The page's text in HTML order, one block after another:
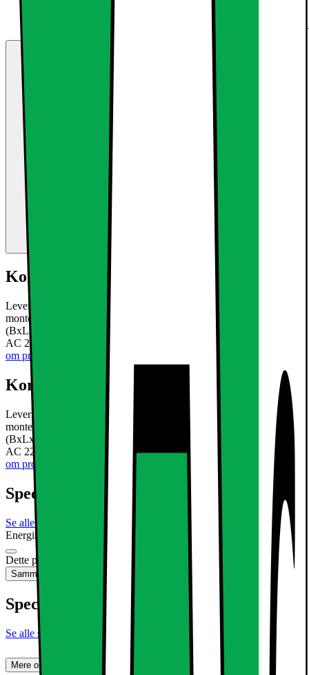
Kort om produktet
Leveringsomfang 7 x LED panel 30x30cm varm hvid 3000K 7 x
monterings materiale 7 x transformer Teknisk information: Mål i mm
(BxLxH) 300 x 300 x 10 mm Indgangsspænding ikke dæmpbar:
AC 220V ~ 240V Strøm: 12W Lysstrøm: 738 lumen IP20
om produktet
Kort om produktet
Leveringsomfang 7 x LED panel 30x30cm varm hvid 3000K 7 x
monterings materiale 7 x transformer Teknisk information: Mål i mm
(BxLxH) 300 x 300 x 10 mm Indgangsspænding ikke dæmpbar:
AC 220V ~ 240V Strøm: 12W Lysstrøm: 738 lumen IP20
Læs mere
om produktet
Specifikationer
Se alle specifikationer
Energimærkning
Produktdatablad
Dette produkt er ikke tilgængeligt
Sammenlign
Specifikationer
Se alle specifikationer
Mere om produktet